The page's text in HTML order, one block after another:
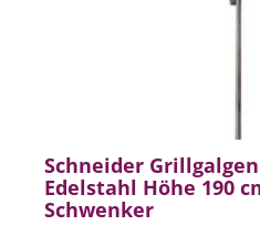
Schneider
Edelstahl Höhe 190
Schwenker